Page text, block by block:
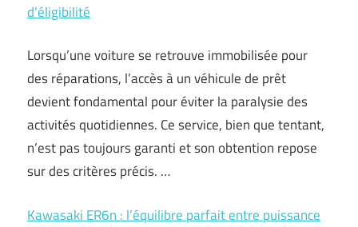
d’éligibilité
Lorsqu’une voiture se retrouve immobilisée pour
des réparations, l’accès à un véhicule de prêt
devient fondamental pour éviter la paralysie des
activités quotidiennes. Ce service, bien que tentant,
n’est pas toujours garanti et son obtention repose
sur des critères précis. …
Kawasaki ER6n : l’équilibre parfait entre puissance